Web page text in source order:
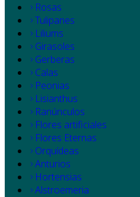
Rosas
Tulipanes
Liliums
Girasoles
Gerberas
Calas
Peonias
Lisianthus
Ranúnculos
Flores artificiales
Flores Eternas
Orquídeas
Anturios
Hortensias
Alstroemeria